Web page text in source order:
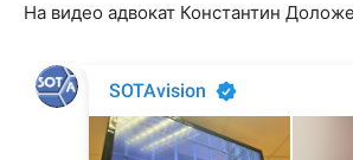
На видео адвокат Константин